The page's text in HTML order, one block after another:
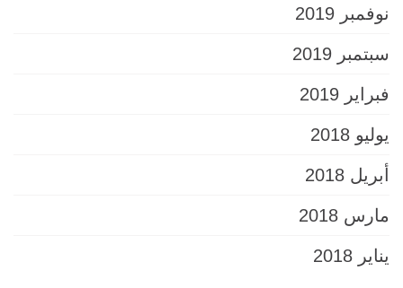
نوفمبر 2019
سبتمبر 2019
فبراير 2019
يوليو 2018
أبريل 2018
مارس 2018
يناير 2018